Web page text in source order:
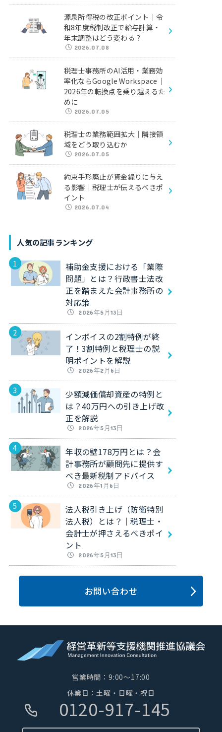
源泉所得税の改正ポイント｜令
和8年度税制改正で給与計算・
年末調整はどう変わる？
2026.07.08
税理士事務所のAI活用・業務効
率化ならGoogle Workspace｜
2026年の転換点を乗り越えるた
めに
2026.07.05
税理士の業務範囲拡大｜隣接領
域をどう取り込むか
2026.07.05
約束手形廃止が資金繰りに与え
る影響｜税理士が伝えるべきポ
イント
2026.07.04
人気の記事ランキング
補助金支援における「業際
問題」とは？行政書士法改
正を踏まえた会計事務所の
対応策
2026年5月13日
インボイスの2割特例が終
了！3割特例と税理士の説
明ポイントを解説
2026年2月6日
少額減価償却資産の特例と
は？40万円への引き上げ改
正を解説
2026年5月13日
年収の壁178万円とは？会
計事務所が顧問先に提供す
べき最新税制アドバイス
2026年1月6日
法人税引き上げ（防衛特別
法人税）とは？｜税理士・
会計士が押さえるべきポイ
ント
2026年5月13日
お問い合わせ
営業時間：9:00～17:00
休業日：土曜・日曜・祝日
0120-917-145